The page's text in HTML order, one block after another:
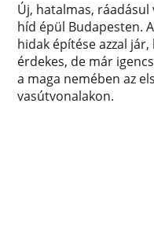
Új, hatalmas,
híd épül Budapesten.
hidak építése azzal
érdekes, de már
a maga nemében az
vasútvonalakon.